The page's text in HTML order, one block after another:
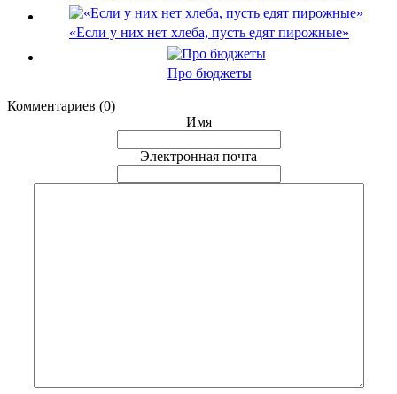
«Если у них нет хлеба, пусть едят пирожные»
Про бюджеты
Комментариев (0)
Имя
Электронная почта